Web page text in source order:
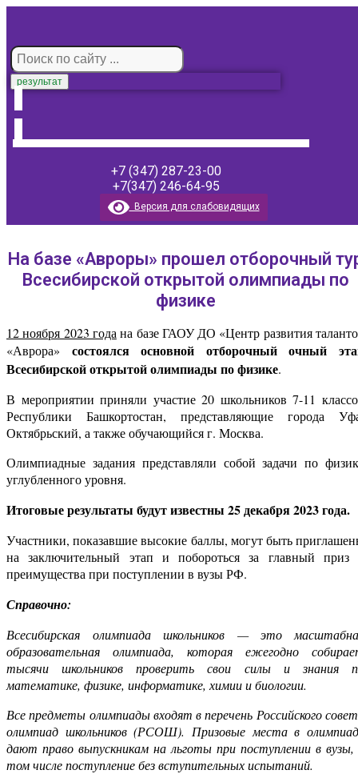
результат
+7 (347) 287-23-00
+7(347) 246-64-95
Версия для слабовидящих
На базе «Авроры» прошел отборочный
Всесибирской открытой олимпиады по
физике
12 ноября 2023 года на базе ГАОУ ДО «Центр развития
«Аврора» состоялся
основной отборочный очный
Всесибирской открытой олимпиады по физике.
В мероприятии приняли участие 20 школьников 7-11
Республики Башкортостан, представляющие города
Октябрьский, а также обучающийся г. Москва.
Олимпиадные задания представляли собой задачи по
углубленного уровня.
Итоговые результаты будут известны 25 декабря 2023 года.
Участники, показавшие высокие баллы, могут быть
на заключительный этап и побороться за главный приз
преимущества при поступлении в вузы РФ.
Справочно:
Всесибирская олимпиада школьников — это
образовательная олимпиада, которая ежегодно
тысячи школьников проверить свои силы и знания
математике, физике, информатике, химии и биологии.
Все предметы олимпиады входят в перечень Российского
олимпиад школьников (РСОШ). Призовые места в
дают право выпускникам на льготы при поступлении в вузы,
том числе поступление без вступительных испытаний.